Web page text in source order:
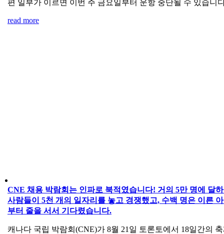
편 일부가 이르면 이번 주 금요일부터 운항 중단될 수 있습니
read more
CNE 채용 박람회는 인파로 북적였습니다! 거의 5만 명에 달
사람들이 5천 개의 일자리를 놓고 경쟁했고, 수백 명은 이른
부터 줄을 서서 기다렸습니다.
캐나다 국립 박람회(CNE)가 8월 21일 토론토에서 18일간의